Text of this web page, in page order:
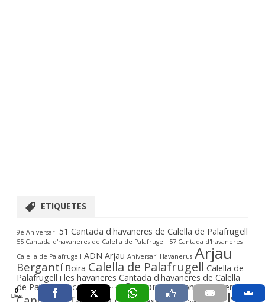
ETIQUETES
9è Aniversari 51 Cantada d'havaneres de Calella de Palafrugell
55 Cantada d'havaneres de Calella de Palafrugell 57 Cantada d'havaneres
Calella de Palafrugell ADN Arjau Aniversari Havanerus Arjau
Bergantí Boira Calella de Palafrugell Calella de
Palafrugell i les havaneres Cantada d'havaneres de Calella
de Palafrugell Cant de taverna Cançons Cançons de taverna
0
Likes